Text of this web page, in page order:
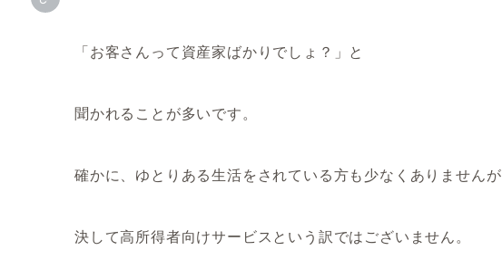
「お客さんって資産家ばかりでしょ？」と
聞かれることが多いです。
確かに、ゆとりある生活をされている方も少なくありませんが
決して高所得者向けサービスという訳ではございません。